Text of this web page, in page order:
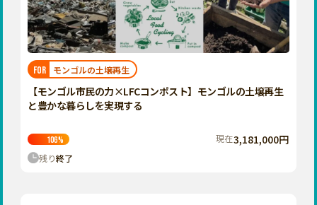
FOR モンゴルの土壌再生
【モンゴル市民の力×LFCコンポスト】モンゴルの土壌再生
と豊かな暮らしを実現する
106% 現在3,181,000円
残り終了